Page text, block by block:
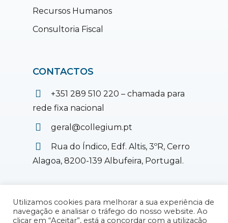
Recursos Humanos
Consultoria Fiscal
CONTACTOS
+351 289 510 220 – chamada para
rede fixa nacional
geral@collegium.pt
Rua do Índico, Edf. Altis, 3ºR, Cerro
Alagoa, 8200-139 Albufeira, Portugal.
© 2026 Collegium, Lda.Política de
Utilizamos cookies para melhorar a sua experiência de
navegação e analisar o tráfego do nosso website. Ao
clicar em “Aceitar”, está a concordar com a utilização